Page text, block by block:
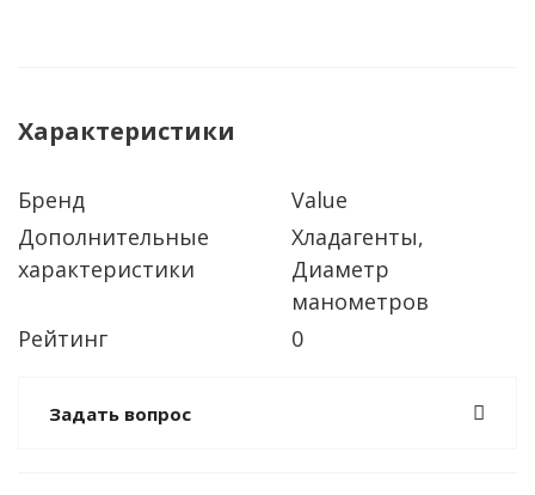
Характеристики
Бренд
Value
Дополнительные
характеристики
Хладагенты,
Диаметр
манометров
Рейтинг
0
Задать вопрос